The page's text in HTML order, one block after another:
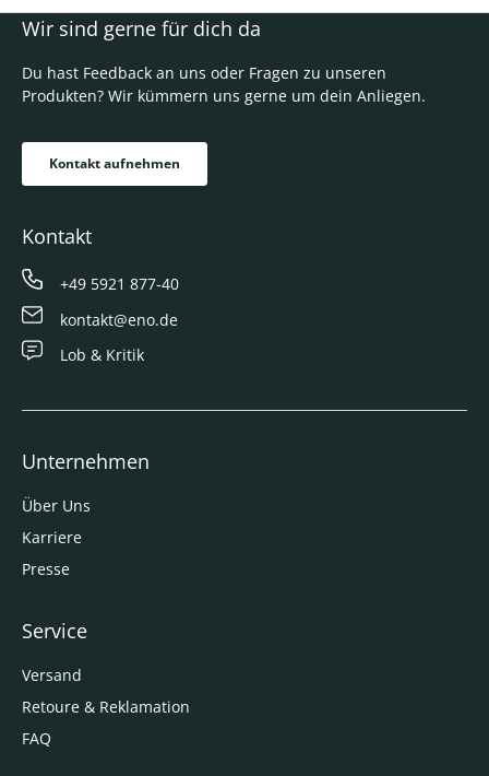
Wir sind gerne für dich da
Du hast Feedback an uns oder Fragen zu unseren
Produkten? Wir kümmern uns gerne um dein Anliegen.
Kontakt aufnehmen
Kontakt
+49 5921 877-40
kontakt@eno.de
Lob & Kritik
Unternehmen
Über Uns
Karriere
Presse
Service
Versand
Retoure & Reklamation
FAQ